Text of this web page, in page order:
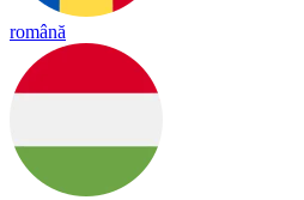
română